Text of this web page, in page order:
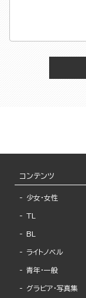
コンテンツ
少女・女性
TL
BL
ライトノベル
青年・一般
グラビア・写真集